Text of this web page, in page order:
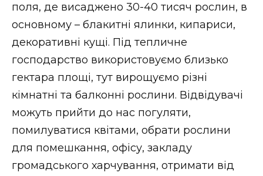
поля, де висаджено 30-40 тисяч рослин, в
основному – блакитні ялинки, кипариси,
декоративні кущі. Під тепличне
господарство використовуємо близько
гектара площі, тут вирощуємо різні
кімнатні та балконні рослини. Відвідувачі
можуть прийти до нас погуляти,
помилуватися квітами, обрати рослини
для помешкання, офісу, закладу
громадського харчування, отримати від